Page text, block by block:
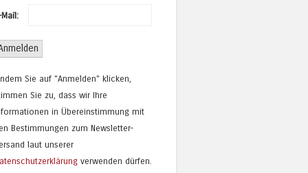
Mail:
Sie auf "Anmelden" klicken,
Sie zu, dass wir Ihre
in Übereinstimmung mit
Bestimmungen zum Newsletter-
laut unserer
verwenden dürfen.